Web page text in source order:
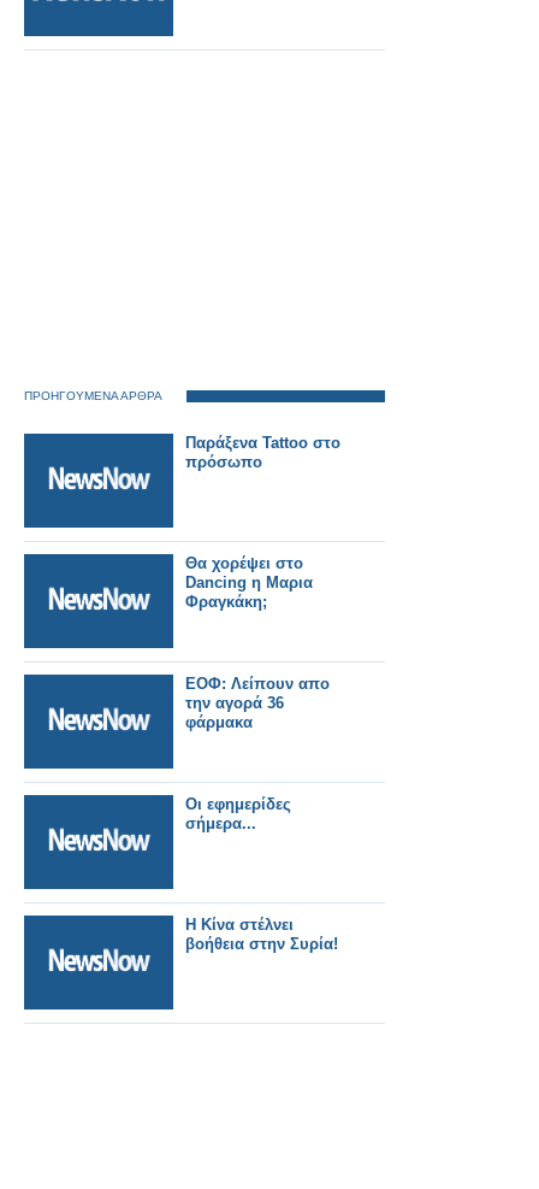
ΠΡΟΗΓΟΥΜΕΝΑ ΑΡΘΡΑ
Παράξενα Tattoo στο
πρόσωπο
Θα χορέψει στο
Dancing η Μαρια
Φραγκάκη;
ΕΟΦ: Λείπουν απο
την αγορά 36
φάρμακα
Οι εφημερίδες
σήμερα...
Η Κίνα στέλνει
βοήθεια στην Συρία!